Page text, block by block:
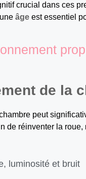
crucial dans ces
âge est essentiel
de la
peut
de réinventer la
luminosité et bruit